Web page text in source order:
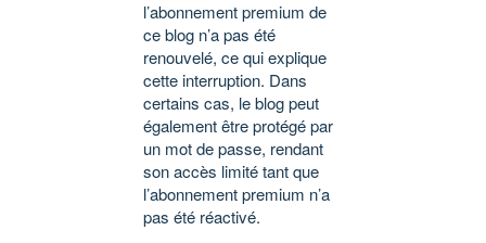
l’abonnement premium de
ce blog n’a pas été
renouvelé, ce qui explique
cette interruption. Dans
certains cas, le blog peut
également être protégé par
un mot de passe, rendant
son accès limité tant que
l’abonnement premium n’a
pas été réactivé.